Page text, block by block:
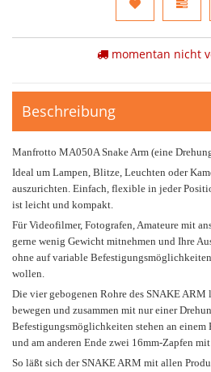
momentan nicht
Beschreibung
Manfrotto MA050A Snake Arm (eine
Ideal um Lampen, Blitze, Leuchten oder
auszurichten. Einfach, flexible in jeder
ist leicht und kompakt.
Für Videofilmer, Fotografen, Amateure mit
gerne wenig Gewicht mitnehmen und Ihre
ohne auf variable
wollen.
Die vier gebogenen Rohre des SNAKE
bewegen und zusammen mit nur einer
Befestigungsmöglichkeiten stehen an einem
und am anderen Ende zwei 16mm-Zapfen
So läßt sich der SNAKE ARM mit allen